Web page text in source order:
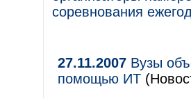
соревнования
27.11.2007 Вузы
помощью ИТ